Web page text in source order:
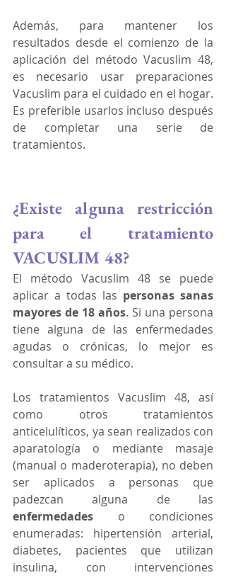
Además, para mantener los
resultados desde el comienzo de la
aplicación del método Vacuslim 48,
es necesario usar preparaciones
Vacuslim para el cuidado en el hogar.
Es preferible usarlos incluso después
de completar una serie de
tratamientos.
¿Existe alguna restricción
para el tratamiento
VACUSLIM 48?
El método Vacuslim 48 se puede
aplicar a todas las personas sanas
mayores de 18 años. Si una persona
tiene alguna de las enfermedades
agudas o crónicas, lo mejor es
consultar a su médico.
Los tratamientos Vacuslim 48, así
como otros tratamientos
anticelulíticos, ya sean realizados con
aparatología o mediante masaje
(manual o maderoterapia), no deben
ser aplicados a personas que
enfermedades o condiciones
enumeradas: hipertensión arterial,
diabetes, pacientes que utilizan
insulina, con intervenciones